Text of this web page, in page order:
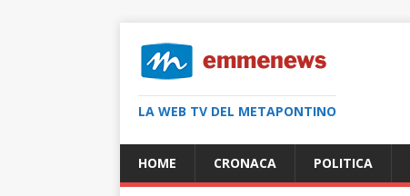
LA WEB TV DEL METAPONTINO
HOME CRONACA POLITICA